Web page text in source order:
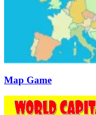
Map Game